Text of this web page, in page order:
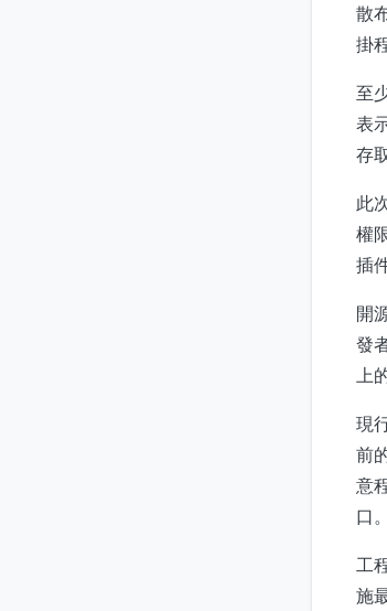
散
掛
至
表
存
此
權
插
開
發
上
現
前
意
口。
工
施